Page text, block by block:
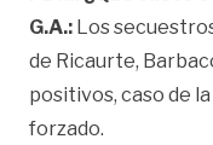
G.A.: Los
de Ricaurte,
positivos, caso de
forzado.